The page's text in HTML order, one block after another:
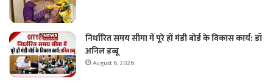
निर्धारित समय सीमा में पूरे हों मंडी बोर्ड के विकास कार्य: डॉ
अनिल डब्बू
August 6, 2026